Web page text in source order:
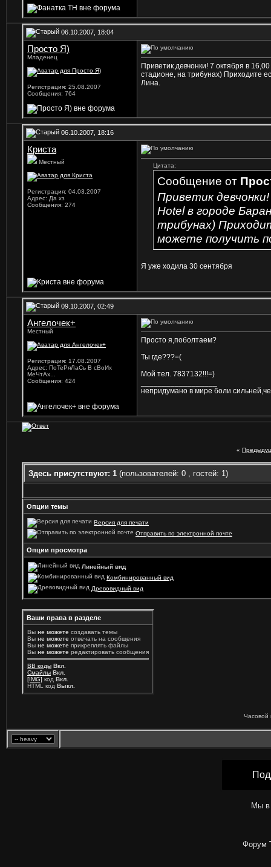
06.10.2007, 18:04
Просто Я)
Младенец
Регистрация: 25.08.2007
Сообщения: 764
Приветик девчонки! 7 октября в
стадионе, на трибунах) Приходите
Лина.
06.10.2007, 18:16
Криста
Местный
Регистрация: 04.03.2007
Адрес: Да хз
Сообщения: 274
Цитата:
Сообщение от
Приветик
Hotel в городе
трибунах)
можете получить
Я уже ходила 30 сентября
09.10.2007, 02:49
Ангелочек+
Местный
Регистрация: 17.08.2007
Адрес: ПоТеРяЛаСь В сВоИх
МеЧтАх...
Сообщения: 424
Просто я,поболтаем?
Ты где???=(
Мой тел. 7837132!!!=)
непридумано в мире боли
«
Здесь присутствуют: 1 (пользователей: 0 , гостей: 1)
Опции темы
Версия для печати
Отправить по электронной почте
Опции просмотра
Линейный вид
Комбинированный вид
Древовидный вид
Ваши права в разделе
Вы не можете создавать темы
Вы не можете отвечать на сообщения
Вы не можете прикреплять файлы
Вы не можете редактировать сообщения
BB коды Вкл.
Смайлы Вкл.
[IMG] код Вкл.
HTML код Выкл.
Часовой
Мы в
Форум